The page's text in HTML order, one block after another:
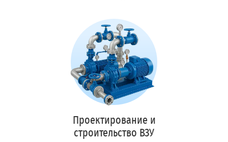
Проектирование и
строительство ВЗУ